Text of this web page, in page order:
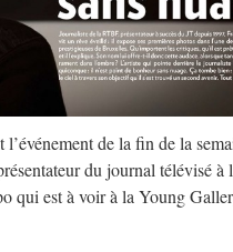
de la fin de la
du journal télévisé à
qui est à voir à la Young